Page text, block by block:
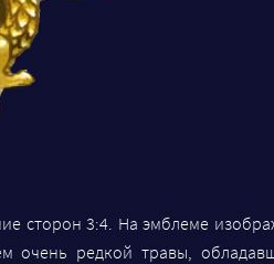
сторон 3:4. На эмблеме
очень редкой травы,